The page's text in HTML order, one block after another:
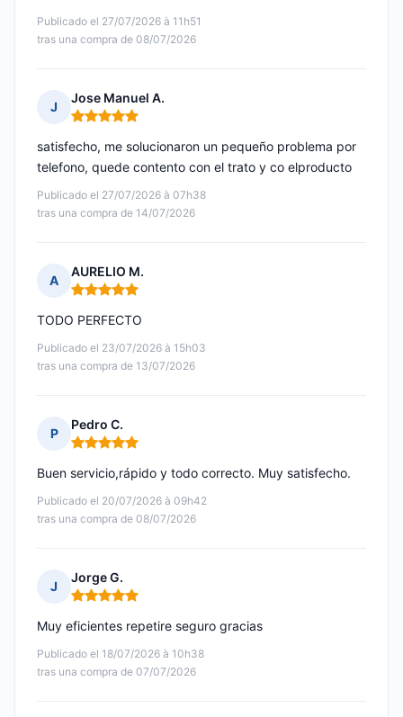
Publicado el 27/07/2026 à 11h51
tras una compra de 08/07/2026
J
Jose Manuel A.
Nota: 5 de 5
Publicado el 27/07/2026 à 07h38
tras una compra de 14/07/2026
satisfecho, me solucionaron un pequeño problema por
telefono, quede contento con el trato y co elproducto
A
AURELIO M.
Nota: 5 de 5
Publicado el 23/07/2026 à 15h03
tras una compra de 13/07/2026
TODO PERFECTO
P
Pedro C.
Nota: 5 de 5
Publicado el 20/07/2026 à 09h42
tras una compra de 08/07/2026
Buen servicio,rápido y todo correcto. Muy satisfecho.
J
Jorge G.
Nota: 5 de 5
Publicado el 18/07/2026 à 10h38
tras una compra de 07/07/2026
Muy eficientes repetire seguro gracias